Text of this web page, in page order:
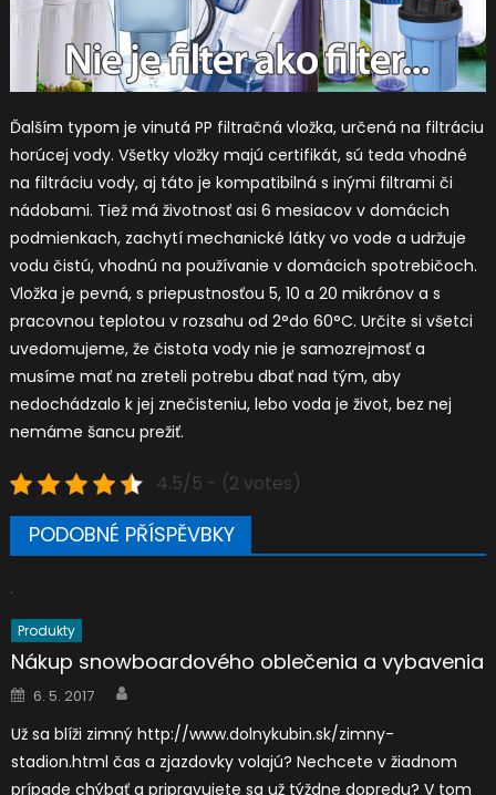
Ďalším typom je vinutá PP filtračná vložka, určená na filtráciu
horúcej vody. Všetky vložky majú certifikát, sú teda vhodné
na filtráciu vody, aj táto je kompatibilná s inými filtrami či
nádobami. Tiež má životnosť asi 6 mesiacov v domácich
podmienkach, zachytí mechanické látky vo vode a udržuje
vodu čistú, vhodnú na používanie v domácich spotrebičoch.
Vložka je pevná, s priepustnosťou 5, 10 a 20 mikrónov a s
pracovnou teplotou v rozsahu od 2°do 60°C. Určite si všetci
uvedomujeme, že čistota vody nie je samozrejmosť a
musíme mať na zreteli potrebu dbať nad tým, aby
nedochádzalo k jej znečisteniu, lebo voda je život, bez nej
nemáme šancu prežiť.
4.5/5 - (2 votes)
PODOBNÉ PŘÍSPĚVBKY
Produkty
Nákup snowboardového oblečenia a vybavenia
Posted
on
6. 5. 2017
Už sa blíži zimný http://www.dolnykubin.sk/zimny-
stadion.html čas a zjazdovky volajú? Nechcete v žiadnom
prípade chýbať a pripravujete sa už týždne dopredu? V tom